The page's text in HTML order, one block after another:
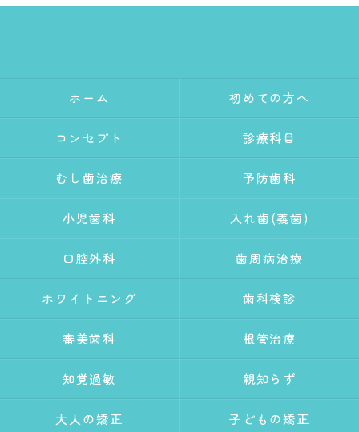
ホーム 初めての方へ
コンセプト 診療科目
むし歯治療 予防歯科
小児歯科 入れ歯(義歯)
口腔外科 歯周病治療
ホワイトニング 歯科検診
審美歯科 根管治療
知覚過敏 親知らず
大人の矯正 子どもの矯正